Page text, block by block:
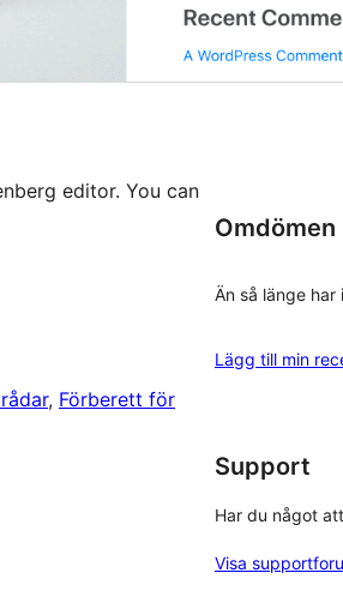
editor. You can
, Förberett för
Omdömen
Än så länge har
Lägg till min
Support
Har du något
Visa